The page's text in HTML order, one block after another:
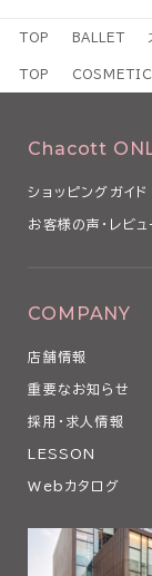
TOP BALLET
TOP
Chacott
ショッピングガイド
お客様の声・レビュ
COMPANY
店舗情報
重要なお知らせ
採用・求人情報
LESSON
Webカタログ